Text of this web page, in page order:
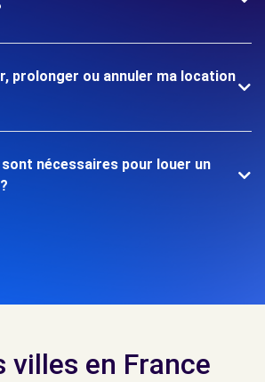
prolonger ou annuler ma location
nécessaires pour louer un
villes en France